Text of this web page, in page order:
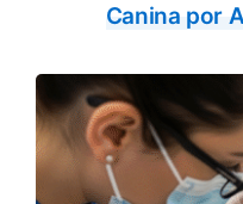
Canina por